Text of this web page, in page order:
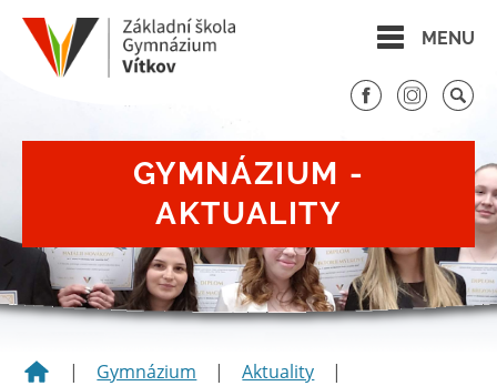
MENU
GYMNÁZIUM -
AKTUALITY
| Gymnázium | Aktuality
|